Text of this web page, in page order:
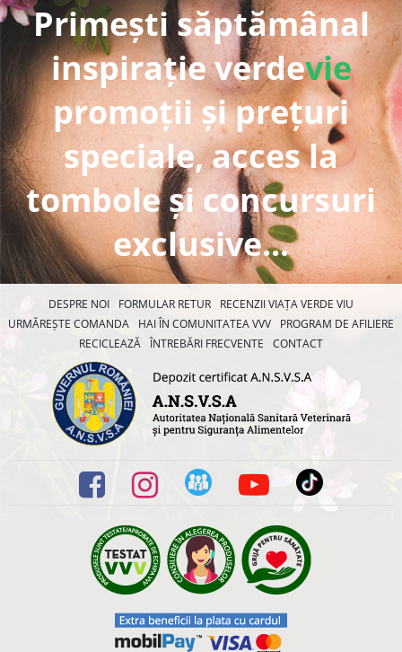
Primești săptămânal
inspirație verdevie
promoții și prețuri
speciale, acces la
tombole și concursuri
exclusive...
DESPRE NOI FORMULAR RETUR
RECENZII VIAȚA VERDE VIU
URMĂREȘTE COMANDA
HAI ÎN COMUNITATEA VVV
PROGRAM DE AFILIERE
RECICLEAZĂ ÎNTREBĂRI FRECVENTE CONTACT